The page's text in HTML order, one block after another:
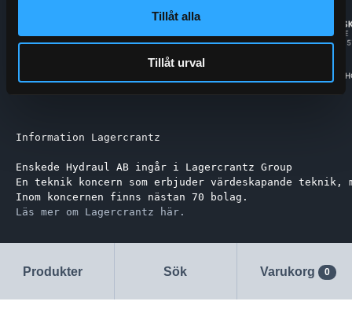
Tillåt alla
Tillåt urval
Produkter Sök Varukorg 0
Information Lagercrantz
Enskede Hydraul AB ingår i Lagercrantz Group
En teknik koncern som erbjuder värdeskapande
Inom koncernen finns nästan 70 bolag.
Läs mer om Lagercrantz här.